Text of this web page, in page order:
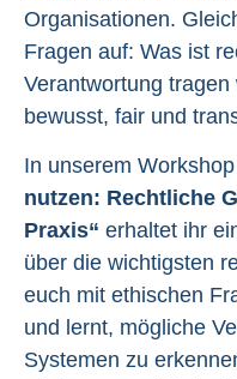
Organisationen.
Fragen auf: Was ist
Verantwortung
bewusst, fair und
In unserem Workshop
nutzen: Rechtliche
Praxis“ erhaltet ihr
über die wichtigsten
euch mit ethischen
und lernt, mögliche
Systemen zu